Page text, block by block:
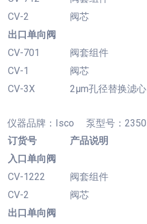
CV-2
阀芯
出口单向阀
CV-701
阀套组件
CV-1
阀芯
CV-3X
2µm孔径替换滤心
仪器品牌： Isco 泵型号：2350
订货号
产品说明
入口单向阀
CV-1222
阀套组件
CV-2
阀芯
出口单向阀